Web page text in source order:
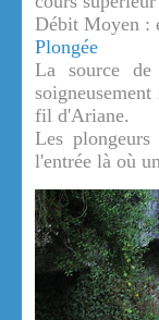
Débit Moyen :
Plongée
La source
fil d'Ariane.
Les
l'entrée là où